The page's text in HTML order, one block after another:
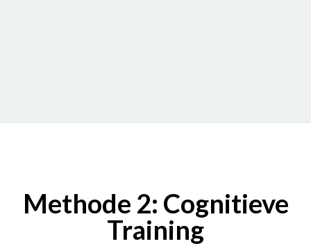
Methode 2: Cognitieve
Training